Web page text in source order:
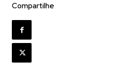
Compartilhe